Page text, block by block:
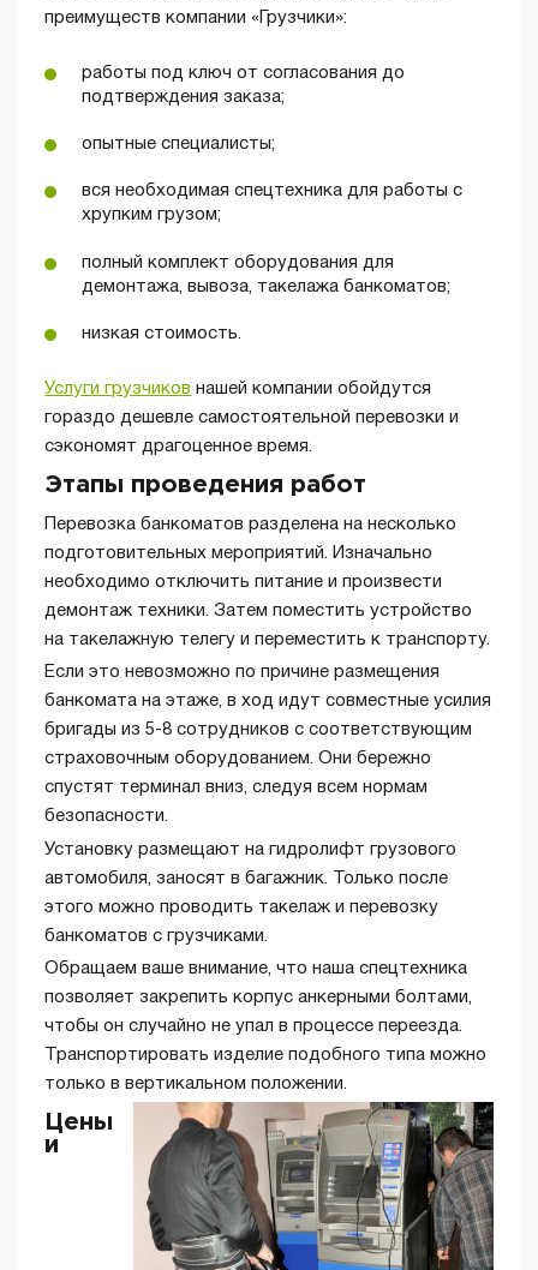
преимуществ компании «Грузчики»:
работы под ключ от согласования до
подтверждения заказа;
опытные специалисты;
вся необходимая спецтехника для работы с
хрупким грузом;
полный комплект оборудования для
демонтажа, вывоза, такелажа банкоматов;
низкая стоимость.
Услуги грузчиков нашей компании обойдутся
гораздо дешевле самостоятельной перевозки и
сэкономят драгоценное время.
Этапы проведения работ
Перевозка банкоматов разделена на несколько
подготовительных мероприятий. Изначально
необходимо отключить питание и произвести
демонтаж техники. Затем поместить устройство
на такелажную телегу и переместить к транспорту.
Если это невозможно по причине размещения
банкомата на этаже, в ход идут совместные усилия
бригады из 5-8 сотрудников с соответствующим
страховочным оборудованием. Они бережно
спустят терминал вниз, следуя всем нормам
безопасности.
Установку размещают на гидролифт грузового
автомобиля, заносят в багажник. Только после
этого можно проводить такелаж и перевозку
банкоматов с грузчиками.
Обращаем ваше внимание, что наша спецтехника
позволяет закрепить корпус анкерными болтами,
чтобы он случайно не упал в процессе переезда.
Транспортировать изделие подобного типа можно
только в вертикальном положении.
Цены
и